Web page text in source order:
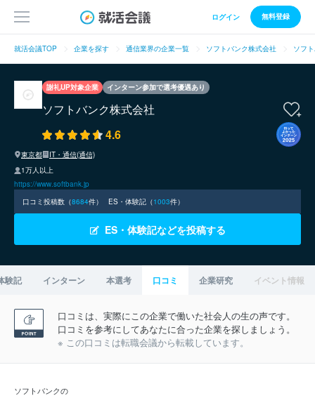
ログイン 無料登録
就活会議TOP 企業を探す 通信業界の企業一覧 ソフトバンク株式会社 ソフ
謝礼UP対象企業 インターン参加で選考優遇あり
ソフトバンク株式会社
4.6
東京都
IT・通信(通信)
1万人以上
https://www.softbank.jp
口コミ投稿数（8684件） ES・体験記（1003件）
ES・体験記などを投稿する
験記 インターン 本選考 口コミ 企業研究 イベント情報
口コミは、実際にこの企業で働いた社会人の生の声です。
口コミを参考にしてあなたに合った企業を探しましょう。
※ この口コミは転職会議から転載しています。
ソフトバンクの